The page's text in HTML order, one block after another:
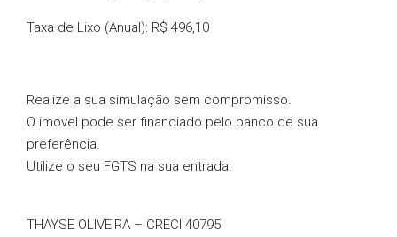
Taxa de Lixo (Anual): R$ 496,10
Realize a sua simulação sem compromisso.
O imóvel pode ser financiado pelo banco de sua
preferência.
Utilize o seu FGTS na sua entrada.
THAYSE OLIVEIRA – CRECI 40795